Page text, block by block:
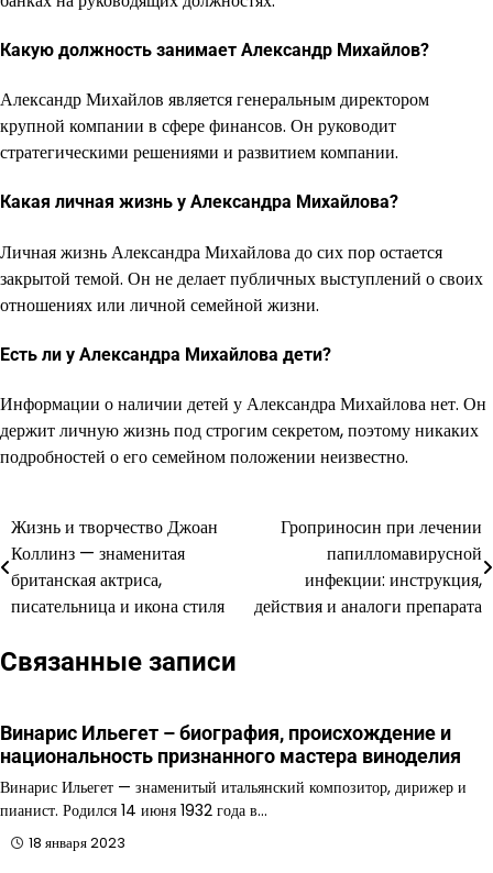
Какую должность занимает Александр Михайлов?
Александр Михайлов является генеральным директором
крупной компании в сфере финансов. Он руководит
стратегическими решениями и развитием компании.
Какая личная жизнь у Александра Михайлова?
Личная жизнь Александра Михайлова до сих пор остается
закрытой темой. Он не делает публичных выступлений о своих
отношениях или личной семейной жизни.
Есть ли у Александра Михайлова дети?
Информации о наличии детей у Александра Михайлова нет. Он
держит личную жизнь под строгим секретом, поэтому никаких
подробностей о его семейном положении неизвестно.
Навигация
по
записям
Жизнь и творчество Джоан
Коллинз — знаменитая
британская актриса,
писательница и икона стиля
Гроприносин при лечении
папилломавирусной
инфекции: инструкция,
действия и аналоги препарата
Связанные записи
Винарис Ильегет – биография, происхождение и
национальность признанного мастера виноделия
Винарис Ильегет — знаменитый итальянский композитор, дирижер и
пианист. Родился 14 июня 1932 года в…
18 января 2023